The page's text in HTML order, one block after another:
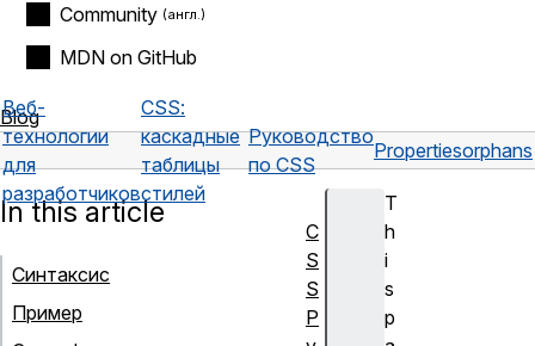
Community
MDN on GitHub
Blog
Веб-
технологии
для
разработчиков
CSS:
каскадные
таблицы
стилей
Руководство
по CSS
Propertiesorphans
T
h
i
s
p
In this article
Синтаксис
Пример
C
S
S
Р